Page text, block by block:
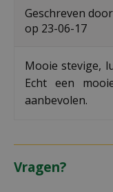
Geschreven door
op 23-06-17
Mooie stevige,
Echt een
aanbevolen.
Vragen?